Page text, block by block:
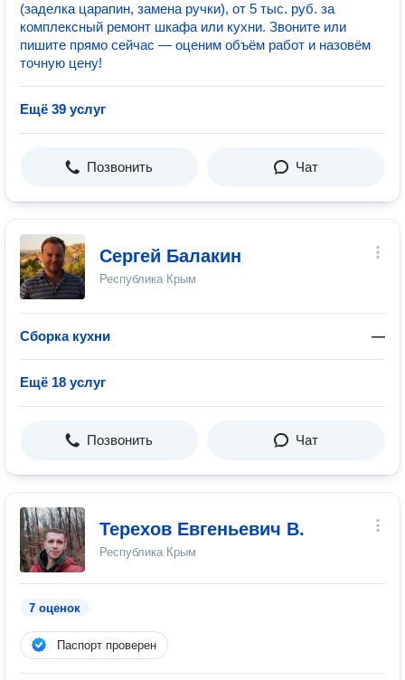
(заделка царапин, замена ручки), от 5 тыс. руб. за
комплексный ремонт шкафа или кухни. Звоните или
пишите прямо сейчас — оценим объём работ и назовём
точную цену!
Ещё 39 услуг
Позвонить Чат
Сергей Балакин
Республика Крым
Сборка кухни —
Ещё 18 услуг
Позвонить Чат
Терехов Евгеньевич В.
Республика Крым
7 оценок
Паспорт проверен